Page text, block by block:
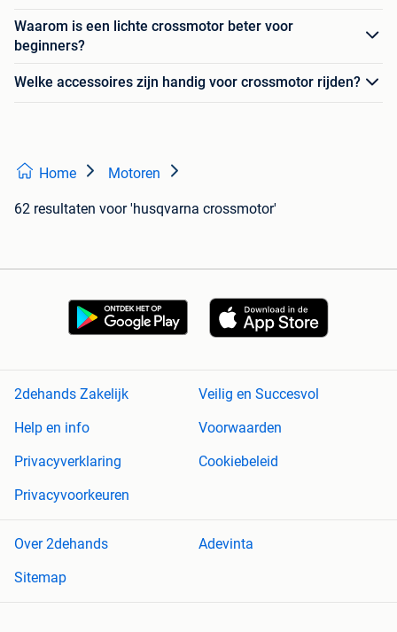
Waarom is een lichte crossmotor beter voor
beginners?
Welke accessoires zijn handig voor crossmotor rijden?
Home Motoren
62 resultaten voor 'husqvarna crossmotor'
2dehands Zakelijk
Veilig en Succesvol
Help en info
Voorwaarden
Privacyverklaring
Cookiebeleid
Privacyvoorkeuren
Over 2dehands
Adevinta
Sitemap